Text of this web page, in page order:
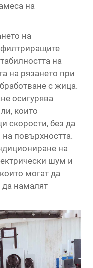
на
на
на
на рязането при
с жица.
осигурява
които
скорости, без да
повърхността.
на
шум и
могат да
да намалят